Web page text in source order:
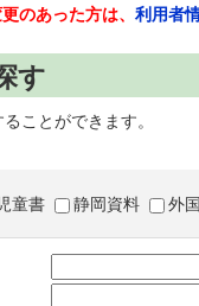
のあった方は、 利用者
す
ことができます。
童書 静岡資料 外